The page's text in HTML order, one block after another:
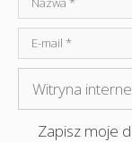
mail
internetowa
Zapisz moje